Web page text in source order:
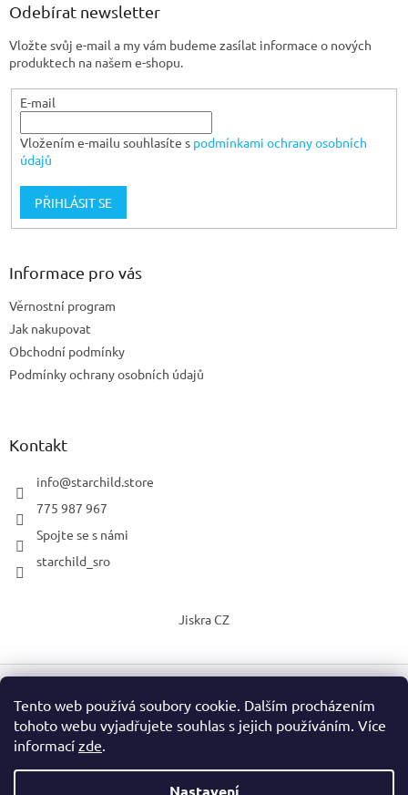
Tento web používá soubory cookie. Dalším procházením
tohoto webu vyjadřujete souhlas s jejich používáním. Více
informací zde.
Nastavení
Odebírat newsletter
Vložte svůj e-mail a my vám budeme zasílat informace o nových
produktech na našem e-shopu.
E-mail
Vložením e-mailu souhlasíte s podmínkami ochrany osobních
údajů
PŘIHLÁSIT SE
Informace pro vás
Věrnostní program
Jak nakupovat
Obchodní podmínky
Podmínky ochrany osobních údajů
Kontakt
info@starchild.store
775 987 967
Spojte se s námi
starchild_sro
Jiskra CZ
Vytvořil Shoptet
Upravit nastavení cookies